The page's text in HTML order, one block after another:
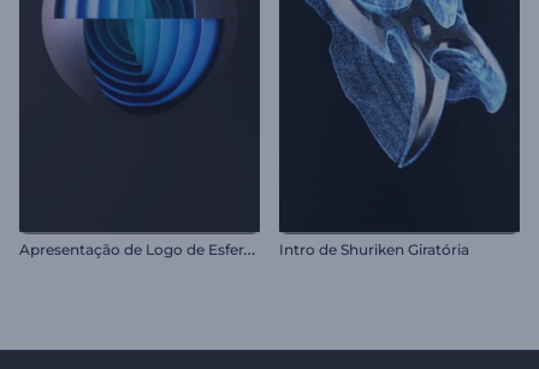
A
presentação de Logo de Esfera em Camadas Intro de Shuriken Giratória